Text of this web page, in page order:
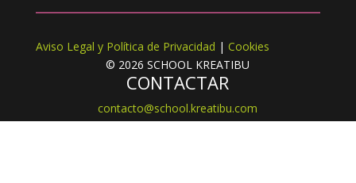
Aviso Legal y Política de Privacidad | Cookies
© 2026 SCHOOL KREATIBU
CONTACTAR
contacto@school.kreatibu.com
Sesión